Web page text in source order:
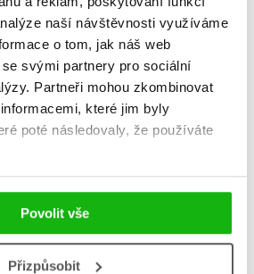
naší návštěvnosti využíváme
o tom, jak náš web
svými partnery pro sociální
Partneři mohou zkombinovat
které jim byly
poté následovaly, že používáte
Povolit vše
Přizpůsobit
děti od 4 do 6 let
Jiřina Bednářová
Do košíku
od 4
Jiřina
Do